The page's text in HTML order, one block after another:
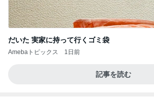
だいた 実家に持って行くゴミ袋
Amebaトピックス 1日前
記事を読む